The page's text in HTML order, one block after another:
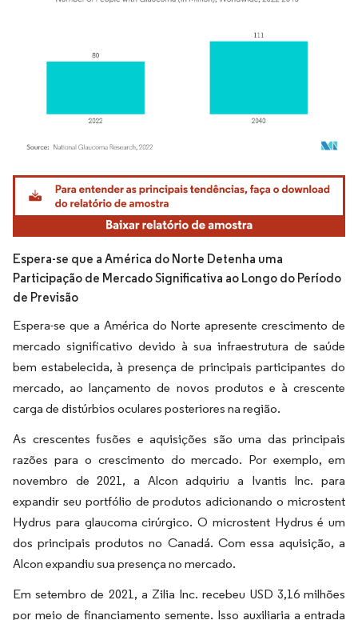
Imagem © Mordor Intelligence. O reuso requer atribuição conforme CC BY 4.0.
Espera-se que a América do Norte Detenha uma
Participação de Mercado Significativa ao Longo do Período
de Previsão
Espera-se que a América do Norte apresente crescimento de
mercado significativo devido à sua infraestrutura de saúde
bem estabelecida, à presença de principais participantes do
mercado, ao lançamento de novos produtos e à crescente
carga de distúrbios oculares posteriores na região.
As crescentes fusões e aquisições são uma das principais
razões para o crescimento do mercado. Por exemplo, em
novembro de 2021, a Alcon adquiriu a Ivantis Inc. para
expandir seu portfólio de produtos adicionando o microstent
Hydrus para glaucoma cirúrgico. O microstent Hydrus é um
dos principais produtos no Canadá. Com essa aquisição, a
Alcon expandiu sua presença no mercado.
Em setembro de 2021, a Zilia Inc. recebeu USD 3,16 milhões
por meio de financiamento semente. Isso auxiliaria a entrada